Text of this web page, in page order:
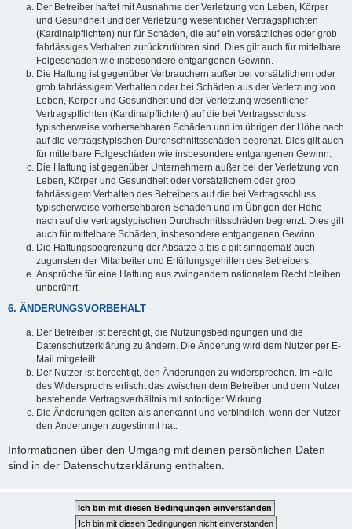
Der Betreiber haftet mit Ausnahme der Verletzung von Leben, Körper
und Gesundheit und der Verletzung wesentlicher Vertragspflichten
(Kardinalpflichten) nur für Schäden, die auf ein vorsätzliches oder grob
fahrlässiges Verhalten zurückzuführen sind. Dies gilt auch für mittelbare
Folgeschäden wie insbesondere entgangenen Gewinn.
Die Haftung ist gegenüber Verbrauchern außer bei vorsätzlichem oder
grob fahrlässigem Verhalten oder bei Schäden aus der Verletzung von
Leben, Körper und Gesundheit und der Verletzung wesentlicher
Vertragspflichten (Kardinalpflichten) auf die bei Vertragsschluss
typischerweise vorhersehbaren Schäden und im übrigen der Höhe nach
auf die vertragstypischen Durchschnittsschäden begrenzt. Dies gilt auch
für mittelbare Folgeschäden wie insbesondere entgangenen Gewinn.
Die Haftung ist gegenüber Unternehmern außer bei der Verletzung von
Leben, Körper und Gesundheit oder vorsätzlichem oder grob
fahrlässigem Verhalten des Betreibers auf die bei Vertragsschluss
typischerweise vorhersehbaren Schäden und im Übrigen der Höhe
nach auf die vertragstypischen Durchschnittsschäden begrenzt. Dies gilt
auch für mittelbare Schäden, insbesondere entgangenen Gewinn.
Die Haftungsbegrenzung der Absätze a bis c gilt sinngemäß auch
zugunsten der Mitarbeiter und Erfüllungsgehilfen des Betreibers.
Ansprüche für eine Haftung aus zwingendem nationalem Recht bleiben
unberührt.
6. ÄNDERUNGSVORBEHALT
Der Betreiber ist berechtigt, die Nutzungsbedingungen und die
Datenschutzerklärung zu ändern. Die Änderung wird dem Nutzer per E-
Mail mitgeteilt.
Der Nutzer ist berechtigt, den Änderungen zu widersprechen. Im Falle
des Widerspruchs erlischt das zwischen dem Betreiber und dem Nutzer
bestehende Vertragsverhältnis mit sofortiger Wirkung.
Die Änderungen gelten als anerkannt und verbindlich, wenn der Nutzer
den Änderungen zugestimmt hat.
Informationen über den Umgang mit deinen persönlichen Daten
sind in der Datenschutzerklärung enthalten.